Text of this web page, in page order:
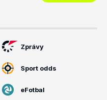
Zprávy
Sport odds
eFotbal